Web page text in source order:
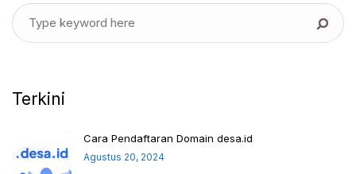
Terkini
Cara Pendaftaran Domain desa.id
Agustus 20, 2024